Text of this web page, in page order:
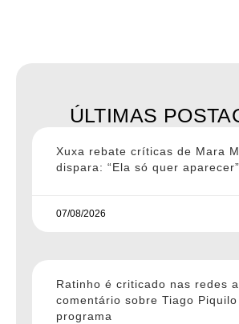
ÚLTIMAS
Xuxa rebate críticas de Mara
dispara: “Ela só quer aparecer”
07/08/2026
Ratinho é criticado nas redes
comentário sobre Tiago
programa